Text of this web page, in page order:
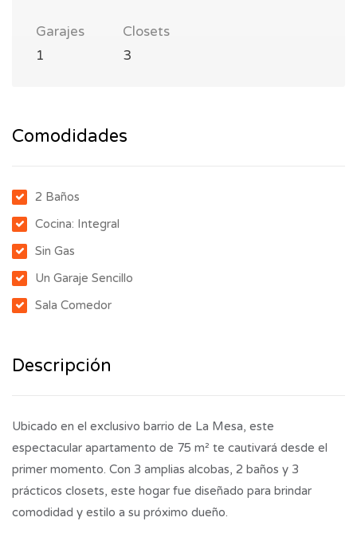
Garajes
1
Closets
3
Comodidades
2 Baños
Cocina: Integral
Sin Gas
Un Garaje Sencillo
Sala Comedor
Descripción
Ubicado en el exclusivo barrio de La Mesa, este
espectacular apartamento de 75 m² te cautivará desde el
primer momento. Con 3 amplias alcobas, 2 baños y 3
prácticos closets, este hogar fue diseñado para brindar
comodidad y estilo a su próximo dueño.